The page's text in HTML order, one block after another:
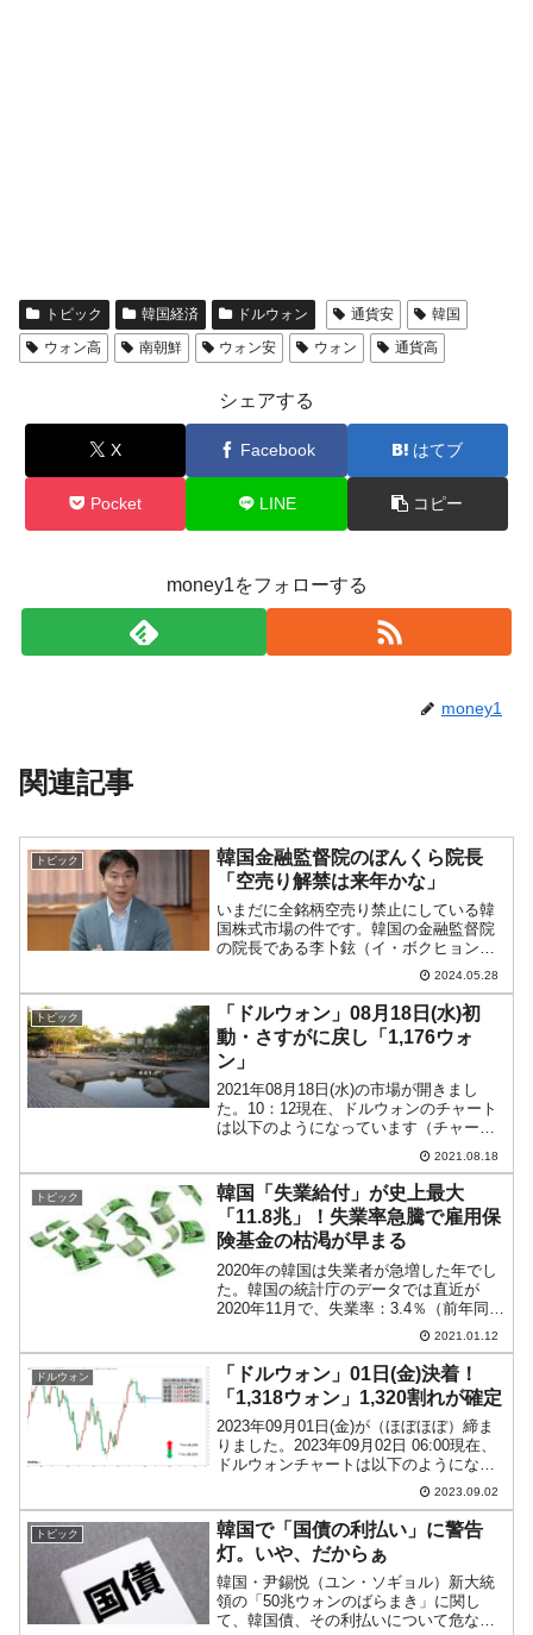
トピック 韓国経済 ドルウォン 通貨安
韓国
ウォン高
南朝鮮 ウォン安 ウォン 通貨高
シェアする
X Facebook はてブ
Pocket LINE コピー
money1をフォローする
money1
関連記事
トピック
韓国金融監督院のぼんくら院長
「空売り解禁は来年かな」
いまだに全銘柄空売り禁止にしている韓
国株式市場の件です。韓国の金融監督院
の院長である李卜鉉（イ・ボクヒョン）
さんは、アメリカ合衆国ニューヨークで
開催された「投資説明会」において、
（よせばいいのに）不用意に「個人的な
希望も含めて、06月には空...
2024.05.28
トピック
「ドルウォン」08月18日(水)初
動・さすがに戻し「1,176ウォ
ン」
2021年08月18日(水)の市場が開きまし
た。10：12現在、ドルウォンのチャート
は以下のようになっています（チャート
は『Investing.com』より引用）。一時
「1ドル＝1,179.55ウォン」までいきまし
たが、さすがに戻しが入って...
2021.08.18
トピック
韓国「失業給付」が史上最大
「11.8兆」！失業率急騰で雇用保
険基金の枯渇が早まる
2020年の韓国は失業者が急増した年でし
た。韓国の統計庁のデータでは直近が
2020年11月で、失業率：3.4％（前年同月
比0.3％上昇）若年層失業率：8.1％（前
年同月比1.1％上昇）となっていますが、
先からご紹介しているとおり、韓国統計
庁...
2021.01.12
ドルウォン
「ドルウォン」01日(金)決着！
「1,318ウォン」1,320割れが確定
2023年09月01日(金)が（ほぼほぼ）締ま
りました。2023年09月02日 06:00現在、
ドルウォンチャートは以下のようになっ
ています（チャートは『Investing.com』
より引用：以下同）。これから調整が入
るかもしれませんが、陰...
2023.09.02
トピック
韓国で「国債の利払い」に警告
灯。いや、だからぁ
韓国・尹錫悦（ユン・ソギョル）新大統
領の「50兆ウォンのばらまき」に関し
て、韓国債、その利払いについて危なく